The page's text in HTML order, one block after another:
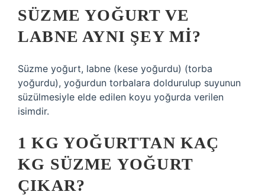
SÜZME YOĞURT VE
LABNE AYNI ŞEY MI?
Süzme yoğurt, labne (kese yoğurdu) (torba
yoğurdu), yoğurdun torbalara doldurulup suyunun
süzülmesiyle elde edilen koyu yoğurda verilen
isimdir.
1 KG YOĞURTTAN KAÇ
KG SÜZME YOĞURT
ÇIKAR?